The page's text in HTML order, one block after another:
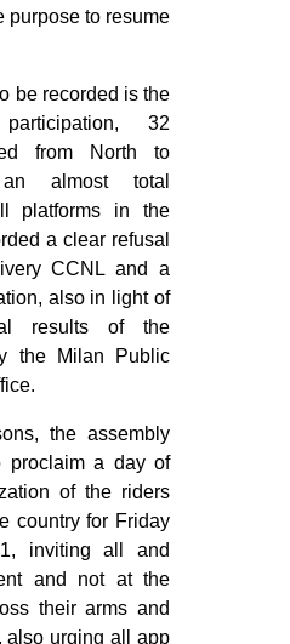
purpose to resume
be recorded is the
participation, 32
from North to
almost total
platforms in the
a clear refusal
CCNL and a
also in light of
results of the
the Milan Public
the assembly
proclaim a day of
of the riders
country for Friday
inviting all and
and not at the
their arms and
also urging all app